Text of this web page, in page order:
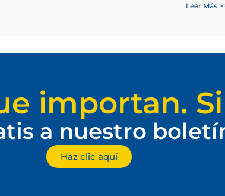
Leer Más
importan.
a nuestro
Haz clic aquí